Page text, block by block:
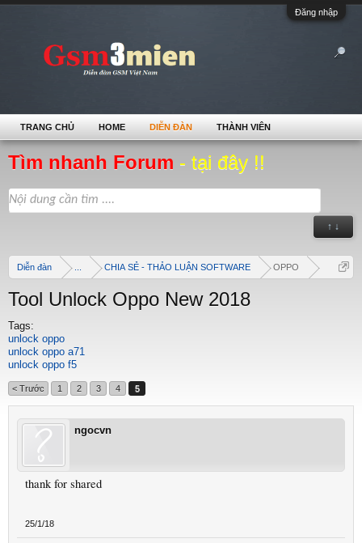
Đăng nhập
Tìm nhanh Forum - tại đây !!
↑ ↓
Diễn đàn CHIA SẺ - THẢO LUẬN SOFTWARE OPPO
Tool Unlock Oppo New 2018
Tags:
unlock oppo
unlock oppo a71
unlock oppo f5
< Trước 1 2 3 4 5
ngocvn
thank for shared
25/1/18
TRANG CHỦ HOME DIỄN ĐÀN THÀNH VIÊN